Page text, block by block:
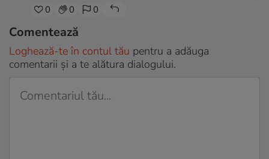
0 0 0
Comentează
Loghează-te în contul tău pentru a adăuga
comentarii și a te alătura dialogului.